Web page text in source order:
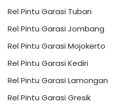
Rel Pintu Garasi Tuban
Rel Pintu Garasi Jombang
Rel Pintu Garasi Mojokerto
Rel Pintu Garasi Kediri
Rel Pintu Garasi Lamongan
Rel Pintu Garasi Gresik